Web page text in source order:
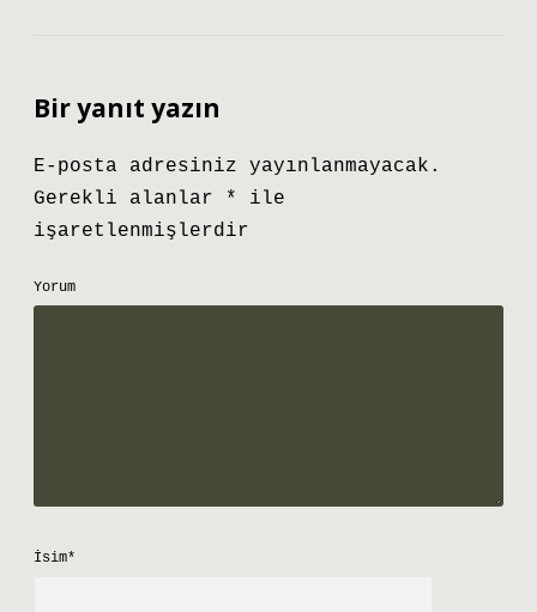
Bir yanıt yazın
E-posta adresiniz yayınlanmayacak.
Gerekli alanlar
*
ile
işaretlenmişlerdir
Yorum
İsim*